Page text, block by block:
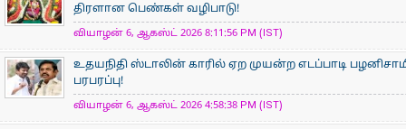
திரளான பெண்கள் வழிபாடு!
வியாழன் 6, ஆகஸ்ட் 2026 8:11:56 PM (IST)
உதயநிதி ஸ்டாலின் காரில் ஏற முயன்ற எடப்பாடி
பரபரப்பு!
வியாழன் 6, ஆகஸ்ட் 2026 4:58:38 PM (IST)